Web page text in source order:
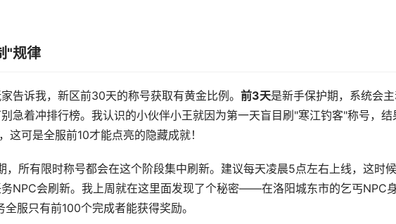
"规律
告诉我，新区前30天的称号获取有黄金比例。 前3天是新手保护期，系统会
急着冲排行榜。我认识的小伙伴小王就因为第一天盲目刷"寒江钓客"称号，结
这可是全服前10才能点亮的隐藏成就！
，所有限时称号都会在这个阶段集中刷新。建议每天凌晨5点左右上线，这时
NPC会刷新。我上周就在这里面发现了个秘密——在洛阳城东市的乞丐NPC
服只有前100个完成者能获得奖励。